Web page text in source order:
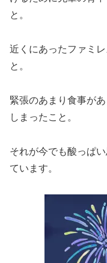
と。
近くにあったファミ
と。
緊張のあまり食事が
しまったこと。
それが今でも酸っぱ
ています。